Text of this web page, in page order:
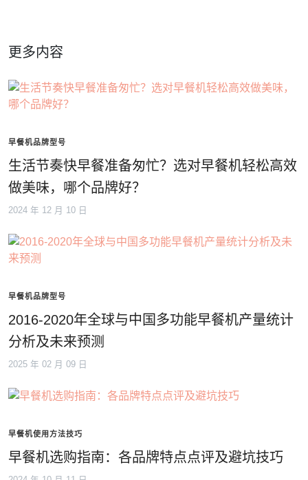
更多内容
早餐机品牌型号
生活节奏快早餐准备匆忙？选对早餐机轻松高效
做美味，哪个品牌好？
2024 年 12 月 10 日
早餐机品牌型号
2016-2020年全球与中国多功能早餐机产量统计
分析及未来预测
2025 年 02 月 09 日
早餐机使用方法技巧
早餐机选购指南：各品牌特点点评及避坑技巧